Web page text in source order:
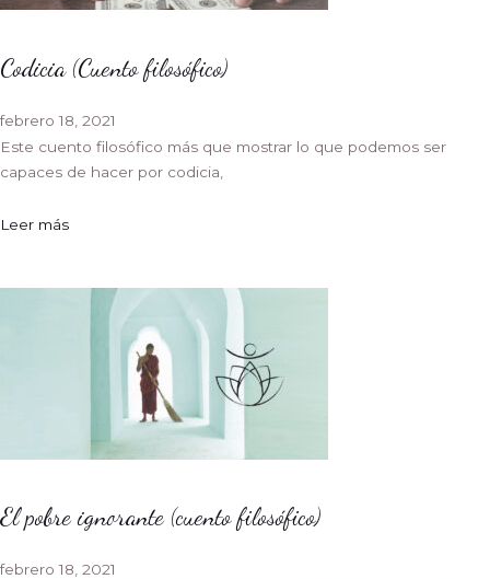
Codicia (Cuento filosófico)
febrero 18, 2021
Este cuento filosófico más que mostrar lo que podemos ser
capaces de hacer por codicia,
Leer más
El pobre ignorante (cuento filosófico)
febrero 18, 2021